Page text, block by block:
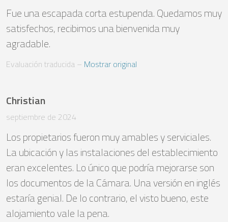
Fue una escapada corta estupenda. Quedamos muy
satisfechos, recibimos una bienvenida muy
agradable.
Evaluación traducida – Mostrar original
Christian
septiembre de 2024
Los propietarios fueron muy amables y serviciales.
La ubicación y las instalaciones del establecimiento
eran excelentes. Lo único que podría mejorarse son
los documentos de la Cámara. Una versión en inglés
estaría genial. De lo contrario, el visto bueno, este
alojamiento vale la pena.